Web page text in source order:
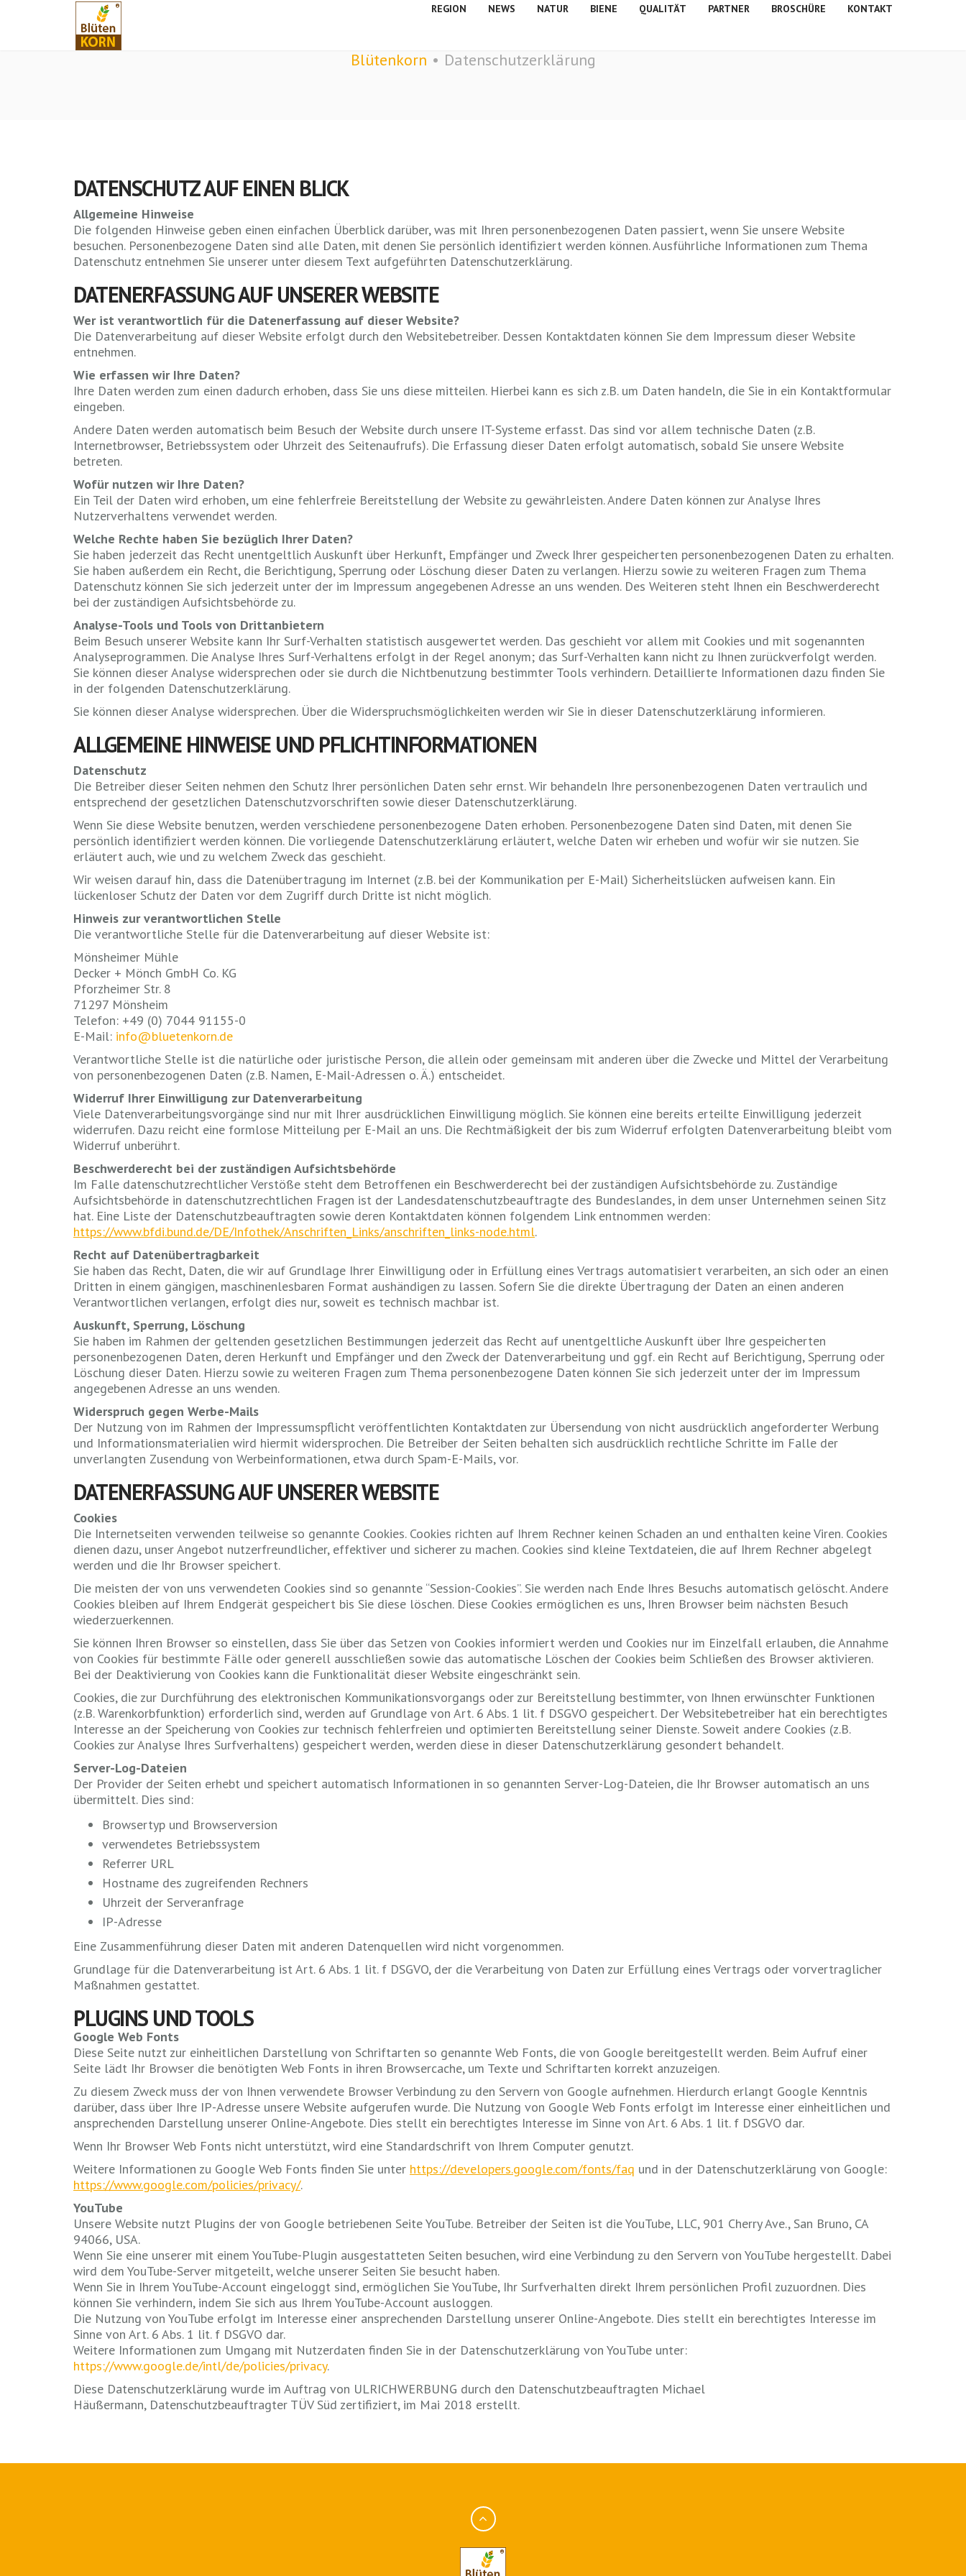
REGION NEWS NATUR BIENE QUALITÄT PARTNER BROSCHÜRE KONTAKT
Blütenkorn Datenschutzerklärung
DATENSCHUTZ AUF EINEN BLICK
Allgemeine Hinweise
Die folgenden Hinweise geben einen einfachen Überblick darüber, was mit Ihren personenbezogenen Daten passiert, wenn Sie unsere Website
besuchen. Personenbezogene Daten sind alle Daten, mit denen Sie persönlich identifiziert werden können. Ausführliche Informationen zum Thema
Datenschutz entnehmen Sie unserer unter diesem Text aufgeführten Datenschutzerklärung.
DATENERFASSUNG AUF UNSERER WEBSITE
Wer ist verantwortlich für die Datenerfassung auf dieser Website?
Die Datenverarbeitung auf dieser Website erfolgt durch den Websitebetreiber. Dessen Kontaktdaten können Sie dem Impressum dieser Website
entnehmen.
Wie erfassen wir Ihre Daten?
Ihre Daten werden zum einen dadurch erhoben, dass Sie uns diese mitteilen. Hierbei kann es sich z.B. um Daten handeln, die Sie in ein Kontaktformular
eingeben.
Andere Daten werden automatisch beim Besuch der Website durch unsere IT-Systeme erfasst. Das sind vor allem technische Daten (z.B.
Internetbrowser, Betriebssystem oder Uhrzeit des Seitenaufrufs). Die Erfassung dieser Daten erfolgt automatisch, sobald Sie unsere Website
betreten.
Wofür nutzen wir Ihre Daten?
Ein Teil der Daten wird erhoben, um eine fehlerfreie Bereitstellung der Website zu gewährleisten. Andere Daten können zur Analyse Ihres
Nutzerverhaltens verwendet werden.
Welche Rechte haben Sie bezüglich Ihrer Daten?
Sie haben jederzeit das Recht unentgeltlich Auskunft über Herkunft, Empfänger und Zweck Ihrer gespeicherten personenbezogenen Daten zu erhalten.
Sie haben außerdem ein Recht, die Berichtigung, Sperrung oder Löschung dieser Daten zu verlangen. Hierzu sowie zu weiteren Fragen zum Thema
Datenschutz können Sie sich jederzeit unter der im Impressum angegebenen Adresse an uns wenden. Des Weiteren steht Ihnen ein Beschwerderecht
bei der zuständigen Aufsichtsbehörde zu.
Analyse-Tools und Tools von Drittanbietern
Beim Besuch unserer Website kann Ihr Surf-Verhalten statistisch ausgewertet werden. Das geschieht vor allem mit Cookies und mit sogenannten
Analyseprogrammen. Die Analyse Ihres Surf-Verhaltens erfolgt in der Regel anonym; das Surf-Verhalten kann nicht zu Ihnen zurückverfolgt werden.
Sie können dieser Analyse widersprechen oder sie durch die Nichtbenutzung bestimmter Tools verhindern. Detaillierte Informationen dazu finden Sie
in der folgenden Datenschutzerklärung.
Sie können dieser Analyse widersprechen. Über die Widerspruchsmöglichkeiten werden wir Sie in dieser Datenschutzerklärung informieren.
ALLGEMEINE HINWEISE UND PFLICHTINFORMATIONEN
Datenschutz
Die Betreiber dieser Seiten nehmen den Schutz Ihrer persönlichen Daten sehr ernst. Wir behandeln Ihre personenbezogenen Daten vertraulich und
entsprechend der gesetzlichen Datenschutzvorschriften sowie dieser Datenschutzerklärung.
Wenn Sie diese Website benutzen, werden verschiedene personenbezogene Daten erhoben. Personenbezogene Daten sind Daten, mit denen Sie
persönlich identifiziert werden können. Die vorliegende Datenschutzerklärung erläutert, welche Daten wir erheben und wofür wir sie nutzen. Sie
erläutert auch, wie und zu welchem Zweck das geschieht.
Wir weisen darauf hin, dass die Datenübertragung im Internet (z.B. bei der Kommunikation per E-Mail) Sicherheitslücken aufweisen kann. Ein
lückenloser Schutz der Daten vor dem Zugriff durch Dritte ist nicht möglich.
Hinweis zur verantwortlichen Stelle
Die verantwortliche Stelle für die Datenverarbeitung auf dieser Website ist:
Mönsheimer Mühle
Decker + Mönch GmbH Co. KG
Pforzheimer Str. 8
71297 Mönsheim
Telefon: +49 (0) 7044 91155-0
E-Mail: info@bluetenkorn.de
Verantwortliche Stelle ist die natürliche oder juristische Person, die allein oder gemeinsam mit anderen über die Zwecke und Mittel der Verarbeitung
von personenbezogenen Daten (z.B. Namen, E-Mail-Adressen o. Ä.) entscheidet.
Widerruf Ihrer Einwilligung zur Datenverarbeitung
Viele Datenverarbeitungsvorgänge sind nur mit Ihrer ausdrücklichen Einwilligung möglich. Sie können eine bereits erteilte Einwilligung jederzeit
widerrufen. Dazu reicht eine formlose Mitteilung per E-Mail an uns. Die Rechtmäßigkeit der bis zum Widerruf erfolgten Datenverarbeitung bleibt vom
Widerruf unberührt.
Beschwerderecht bei der zuständigen Aufsichtsbehörde
Im Falle datenschutzrechtlicher Verstöße steht dem Betroffenen ein Beschwerderecht bei der zuständigen Aufsichtsbehörde zu. Zuständige
Aufsichtsbehörde in datenschutzrechtlichen Fragen ist der Landesdatenschutzbeauftragte des Bundeslandes, in dem unser Unternehmen seinen Sitz
hat. Eine Liste der Datenschutzbeauftragten sowie deren Kontaktdaten können folgendem Link entnommen werden:
https://www.bfdi.bund.de/DE/Infothek/Anschriften_Links/anschriften_links-node.html.
Recht auf Datenübertragbarkeit
Sie haben das Recht, Daten, die wir auf Grundlage Ihrer Einwilligung oder in Erfüllung eines Vertrags automatisiert verarbeiten, an sich oder an einen
Dritten in einem gängigen, maschinenlesbaren Format aushändigen zu lassen. Sofern Sie die direkte Übertragung der Daten an einen anderen
Verantwortlichen verlangen, erfolgt dies nur, soweit es technisch machbar ist.
Auskunft, Sperrung, Löschung
Sie haben im Rahmen der geltenden gesetzlichen Bestimmungen jederzeit das Recht auf unentgeltliche Auskunft über Ihre gespeicherten
personenbezogenen Daten, deren Herkunft und Empfänger und den Zweck der Datenverarbeitung und ggf. ein Recht auf Berichtigung, Sperrung oder
Löschung dieser Daten. Hierzu sowie zu weiteren Fragen zum Thema personenbezogene Daten können Sie sich jederzeit unter der im Impressum
angegebenen Adresse an uns wenden.
Widerspruch gegen Werbe-Mails
Der Nutzung von im Rahmen der Impressumspflicht veröffentlichten Kontaktdaten zur Übersendung von nicht ausdrücklich angeforderter Werbung
und Informationsmaterialien wird hiermit widersprochen. Die Betreiber der Seiten behalten sich ausdrücklich rechtliche Schritte im Falle der
unverlangten Zusendung von Werbeinformationen, etwa durch Spam-E-Mails, vor.
DATENERFASSUNG AUF UNSERER WEBSITE
Cookies
Die Internetseiten verwenden teilweise so genannte Cookies. Cookies richten auf Ihrem Rechner keinen Schaden an und enthalten keine Viren. Cookies
dienen dazu, unser Angebot nutzerfreundlicher, effektiver und sicherer zu machen. Cookies sind kleine Textdateien, die auf Ihrem Rechner abgelegt
werden und die Ihr Browser speichert.
Die meisten der von uns verwendeten Cookies sind so genannte “Session-Cookies”. Sie werden nach Ende Ihres Besuchs automatisch gelöscht. Andere
Cookies bleiben auf Ihrem Endgerät gespeichert bis Sie diese löschen. Diese Cookies ermöglichen es uns, Ihren Browser beim nächsten Besuch
wiederzuerkennen.
Sie können Ihren Browser so einstellen, dass Sie über das Setzen von Cookies informiert werden und Cookies nur im Einzelfall erlauben, die Annahme
von Cookies für bestimmte Fälle oder generell ausschließen sowie das automatische Löschen der Cookies beim Schließen des Browser aktivieren.
Bei der Deaktivierung von Cookies kann die Funktionalität dieser Website eingeschränkt sein.
Cookies, die zur Durchführung des elektronischen Kommunikationsvorgangs oder zur Bereitstellung bestimmter, von Ihnen erwünschter Funktionen
(z.B. Warenkorbfunktion) erforderlich sind, werden auf Grundlage von Art. 6 Abs. 1 lit. f DSGVO gespeichert. Der Websitebetreiber hat ein berechtigtes
Interesse an der Speicherung von Cookies zur technisch fehlerfreien und optimierten Bereitstellung seiner Dienste. Soweit andere Cookies (z.B.
Cookies zur Analyse Ihres Surfverhaltens) gespeichert werden, werden diese in dieser Datenschutzerklärung gesondert behandelt.
Server-Log-Dateien
Der Provider der Seiten erhebt und speichert automatisch Informationen in so genannten Server-Log-Dateien, die Ihr Browser automatisch an uns
übermittelt. Dies sind:
Browsertyp und Browserversion
verwendetes Betriebssystem
Referrer URL
Hostname des zugreifenden Rechners
Uhrzeit der Serveranfrage
IP-Adresse
Eine Zusammenführung dieser Daten mit anderen Datenquellen wird nicht vorgenommen.
Grundlage für die Datenverarbeitung ist Art. 6 Abs. 1 lit. f DSGVO, der die Verarbeitung von Daten zur Erfüllung eines Vertrags oder vorvertraglicher
Maßnahmen gestattet.
PLUGINS UND TOOLS
Google Web Fonts
Diese Seite nutzt zur einheitlichen Darstellung von Schriftarten so genannte Web Fonts, die von Google bereitgestellt werden. Beim Aufruf einer
Seite lädt Ihr Browser die benötigten Web Fonts in ihren Browsercache, um Texte und Schriftarten korrekt anzuzeigen.
Zu diesem Zweck muss der von Ihnen verwendete Browser Verbindung zu den Servern von Google aufnehmen. Hierdurch erlangt Google Kenntnis
darüber, dass über Ihre IP-Adresse unsere Website aufgerufen wurde. Die Nutzung von Google Web Fonts erfolgt im Interesse einer einheitlichen und
ansprechenden Darstellung unserer Online-Angebote. Dies stellt ein berechtigtes Interesse im Sinne von Art. 6 Abs. 1 lit. f DSGVO dar.
Wenn Ihr Browser Web Fonts nicht unterstützt, wird eine Standardschrift von Ihrem Computer genutzt.
Weitere Informationen zu Google Web Fonts finden Sie unter https://developers.google.com/fonts/faq und in der Datenschutzerklärung von Google:
https://www.google.com/policies/privacy/.
YouTube
Unsere Website nutzt Plugins der von Google betriebenen Seite YouTube. Betreiber der Seiten ist die YouTube, LLC, 901 Cherry Ave., San Bruno, CA
94066, USA.
Wenn Sie eine unserer mit einem YouTube-Plugin ausgestatteten Seiten besuchen, wird eine Verbindung zu den Servern von YouTube hergestellt. Dabei
wird dem YouTube-Server mitgeteilt, welche unserer Seiten Sie besucht haben.
Wenn Sie in Ihrem YouTube-Account eingeloggt sind, ermöglichen Sie YouTube, Ihr Surfverhalten direkt Ihrem persönlichen Profil zuzuordnen. Dies
können Sie verhindern, indem Sie sich aus Ihrem YouTube-Account ausloggen.
Die Nutzung von YouTube erfolgt im Interesse einer ansprechenden Darstellung unserer Online-Angebote. Dies stellt ein berechtigtes Interesse im
Sinne von Art. 6 Abs. 1 lit. f DSGVO dar.
Weitere Informationen zum Umgang mit Nutzerdaten finden Sie in der Datenschutzerklärung von YouTube unter:
https://www.google.de/intl/de/policies/privacy.
Diese Datenschutzerklärung wurde im Auftrag von ULRICHWERBUNG durch den Datenschutzbeauftragten Michael
Häußermann, Datenschutzbeauftragter TÜV Süd zertifiziert, im Mai 2018 erstellt.